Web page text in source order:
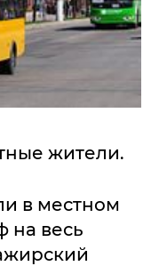
жители.
в местном
на весь